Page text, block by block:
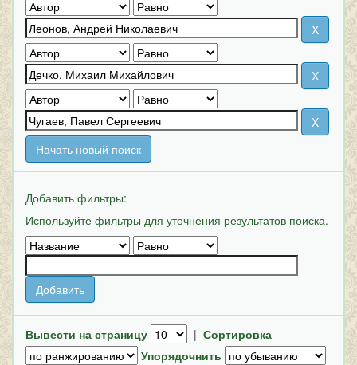
Начать новый поиск
Добавить фильтры:
Используйте фильтры для уточнения результатов поиска.
Вывести на страницу | Сортировка
Упорядочнить